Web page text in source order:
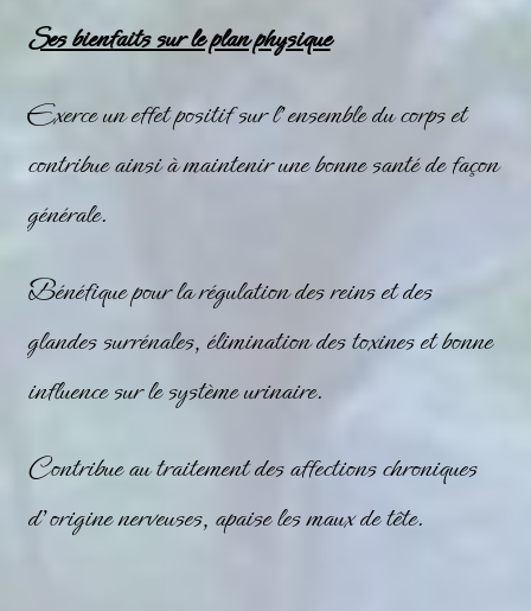
Ses bienfaits sur le plan physique
Exerce un effet positif sur l’ensemble du corps et
contribue ainsi à maintenir une bonne santé de façon
générale.
Bénéfique pour la régulation des reins et des
glandes surrénales, élimination des toxines et bonne
influence sur le système urinaire.
Contribue au traitement des affections chroniques
d’origine nerveuses, apaise les maux de tête.